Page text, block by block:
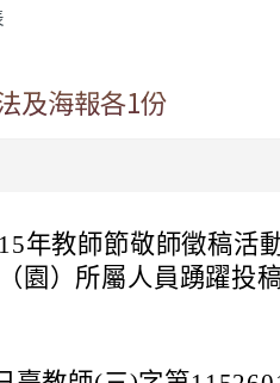
及海報各1份
年教師節敬師徵稿活
園）所屬人員踴躍投